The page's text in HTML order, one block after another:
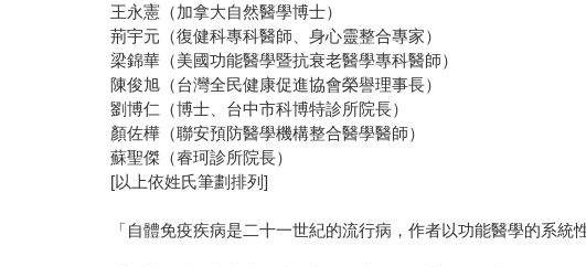
王永憲（加拿大自然醫學博士）
荊宇元（復健科專科醫師、身心靈整合專家）
梁錦華（美國功能醫學暨抗衰老醫學專科醫師）
陳俊旭（台灣全民健康促進協會榮譽理事長）
劉博仁（博士、台中市科博特診所院長）
顏佐樺（聯安預防醫學機構整合醫學醫師）
蘇聖傑（睿珂診所院長）
[以上依姓氏筆劃排列]
「自體免疫疾病是二十一世紀的流行病，作者以功能醫學的系